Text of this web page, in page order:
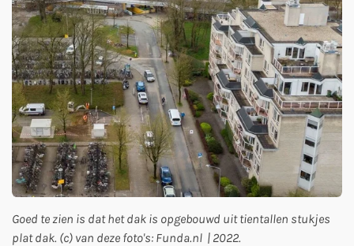
Goed te zien is dat het dak is opgebouwd uit tientallen stukjes
plat dak. (c) van deze foto's: Funda.nl | 2022.